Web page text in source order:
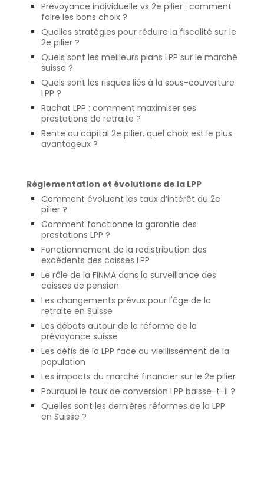
Prévoyance individuelle vs 2e pilier : comment
faire les bons choix ?
Quelles stratégies pour réduire la fiscalité sur le
2e pilier ?
Quels sont les meilleurs plans LPP sur le marché
suisse ?
Quels sont les risques liés à la sous-couverture
LPP ?
Rachat LPP : comment maximiser ses
prestations de retraite ?
Rente ou capital 2e pilier, quel choix est le plus
avantageux ?
Réglementation et évolutions de la LPP
Comment évoluent les taux d’intérêt du 2e
pilier ?
Comment fonctionne la garantie des
prestations LPP ?
Fonctionnement de la redistribution des
excédents des caisses LPP
Le rôle de la FINMA dans la surveillance des
caisses de pension
Les changements prévus pour l'âge de la
retraite en Suisse
Les débats autour de la réforme de la
prévoyance suisse
Les défis de la LPP face au vieillissement de la
population
Les impacts du marché financier sur le 2e pilier
Pourquoi le taux de conversion LPP baisse-t-il ?
Quelles sont les dernières réformes de la LPP
en Suisse ?